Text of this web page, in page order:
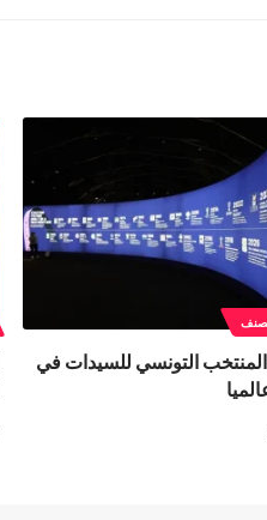
التونسي للسيدات في